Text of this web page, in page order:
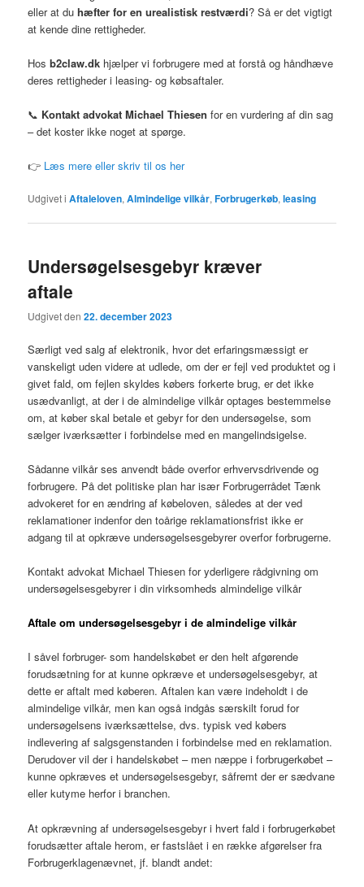
eller at duhæfter for en urealistisk restværdi? Så er det vigtigt
at kende dine rettigheder.
Hosb2claw.dk hjælper vi forbrugere med at forstå og håndhæve
deres rettigheder i leasing- og købsaftaler.
📞 Kontakt advokat Michael Thiesen for en vurdering af din sag
– det koster ikke noget at spørge.
👉 Læs mere eller skriv til os her
Udgivet i Aftaleloven,Almindelige vilkår,Forbrugerkøb,leasing
Undersøgelsesgebyr kræver
aftale
Udgivet den22. december 2023
Særligt ved salg af elektronik, hvor det erfaringsmæssigt er
vanskeligt uden videre at udlede, om der er fejl ved produktet og i
givet fald, om fejlen skyldes købers forkerte brug, er det ikke
usædvanligt, at der i de almindelige vilkår optages bestemmelse
om, at køber skal betale et gebyr for den undersøgelse, som
sælger iværksætter i forbindelse med en mangelindsigelse.
Sådanne vilkår ses anvendt både overfor erhvervsdrivende og
forbrugere. På det politiske plan har især Forbrugerrådet Tænk
advokeret for en ændring af købeloven, således at der ved
reklamationer indenfor den toårige reklamationsfrist ikke er
adgang til at opkræve undersøgelsesgebyrer overfor forbrugerne.
Kontakt advokat Michael Thiesen for yderligere rådgivning om
undersøgelsesgebyrer i din virksomheds almindelige vilkår
Aftale om undersøgelsesgebyr i de almindelige vilkår
I såvel forbruger- som handelskøbet er den helt afgørende
forudsætning for at kunne opkræve et undersøgelsesgebyr, at
dette er aftalt med køberen. Aftalen kan være indeholdt i de
almindelige vilkår, men kan også indgås særskilt forud for
undersøgelsens iværksættelse, dvs. typisk ved købers
indlevering af salgsgenstanden i forbindelse med en reklamation.
Derudover vil der i handelskøbet – men næppe i forbrugerkøbet –
kunne opkræves et undersøgelsesgebyr, såfremt der er sædvane
eller kutyme herfor i branchen.
At opkrævning af undersøgelsesgebyr i hvert fald i forbrugerkøbet
forudsætter aftale herom, er fastslået i en række afgørelser fra
Forbrugerklagenævnet, jf. blandt andet: